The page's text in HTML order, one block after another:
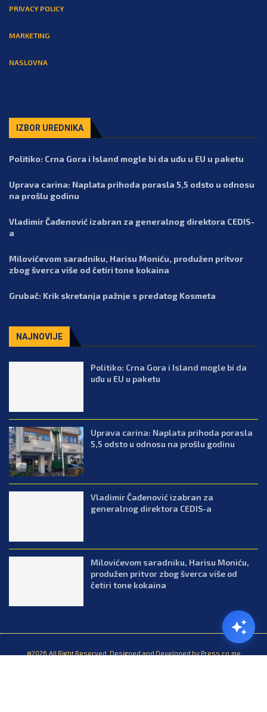
PRIVACY POLICY
MARKETING
NASLOVNA
IZBOR UREDNIKA
Politiko: Crna Gora i Island mogle bi da uđu u EU u paketu
Uprava carina: Naplata prihoda porasla 5,5 odsto u odnosu
na prošlu godinu
Vladimir Čađenović izabran za generalnog direktora CEDIS-
a
Milovićevom saradniku, Harisu Moniću, produžen pritvor
zbog šverca više od četiri tone kokaina
Grubač: Krik skretanja pažnje s predatog Kosmeta
NAJNOVIJE
Politiko: Crna Gora i Island mogle bi da
uđu u EU u paketu
Uprava carina: Naplata prihoda porasla
5,5 odsto u odnosu na prošlu godinu
Vladimir Čađenović izabran za
generalnog direktora CEDIS-a
Milovićevom saradniku, Harisu Moniću,
produžen pritvor zbog šverca više od
četiri tone kokaina
@2026.All Right Reserved. Designed and Developed by Press.co.me